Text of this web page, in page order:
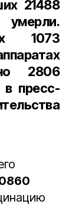
21488
умерли.
1073
2806
пресс-